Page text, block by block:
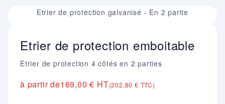
Image 1 sur 1Etrier de protection galvanisé - En 2 partie
Etrier de protection emboitable
Etrier de protection 4 côtés en 2 parties
à partir de169,00 € HT(202,80 € TTC)